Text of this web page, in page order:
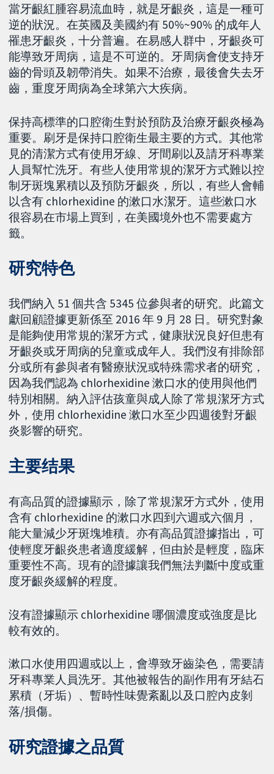
當牙齦紅腫容易流血時，就是牙齦炎，這是一種可
逆的狀況。在英國及美國約有 50%~90% 的成年人
罹患牙齦炎，十分普遍。在易感人群中，牙齦炎可
能導致牙周病，這是不可逆的。牙周病會使支持牙
齒的骨頭及韌帶消失。如果不治療，最後會失去牙
齒，重度牙周病為全球第六大疾病。
保持高標準的口腔衛生對於預防及治療牙齦炎極為
重要。刷牙是保持口腔衛生最主要的方式。其他常
見的清潔方式有使用牙線、牙間刷以及請牙科專業
人員幫忙洗牙。有些人使用常規的潔牙方式難以控
制牙斑塊累積以及預防牙齦炎，所以，有些人會輔
以含有 chlorhexidine 的漱口水潔牙。這些漱口水
很容易在市場上買到，在美國境外也不需要處方
籤。
研究特色
我們納入 51 個共含 5345 位參與者的研究。此篇文
獻回顧證據更新係至 2016 年 9 月 28 日。研究對象
是能夠使用常規的潔牙方式，健康狀況良好但患有
牙齦炎或牙周病的兒童或成年人。我們沒有排除部
分或所有參與者有醫療狀況或特殊需求者的研究，
因為我們認為 chlorhexidine 漱口水的使用與他們
特別相關。納入評估孩童與成人除了常規潔牙方式
外，使用 chlorhexidine 漱口水至少四週後對牙齦
炎影響的研究。
主要结果
有高品質的證據顯示，除了常規潔牙方式外，使用
含有 chlorhexidine 的漱口水四到六週或六個月，
能大量減少牙斑塊堆積。亦有高品質證據指出，可
使輕度牙齦炎患者適度緩解，但由於是輕度，臨床
重要性不高。現有的證據讓我們無法判斷中度或重
度牙齦炎緩解的程度。
沒有證據顯示 chlorhexidine 哪個濃度或強度是比
較有效的。
漱口水使用四週或以上，會導致牙齒染色，需要請
牙科專業人員洗牙。其他被報告的副作用有牙結石
累積（牙垢）、暫時性味覺紊亂以及口腔內皮剝
落/損傷。
研究證據之品質